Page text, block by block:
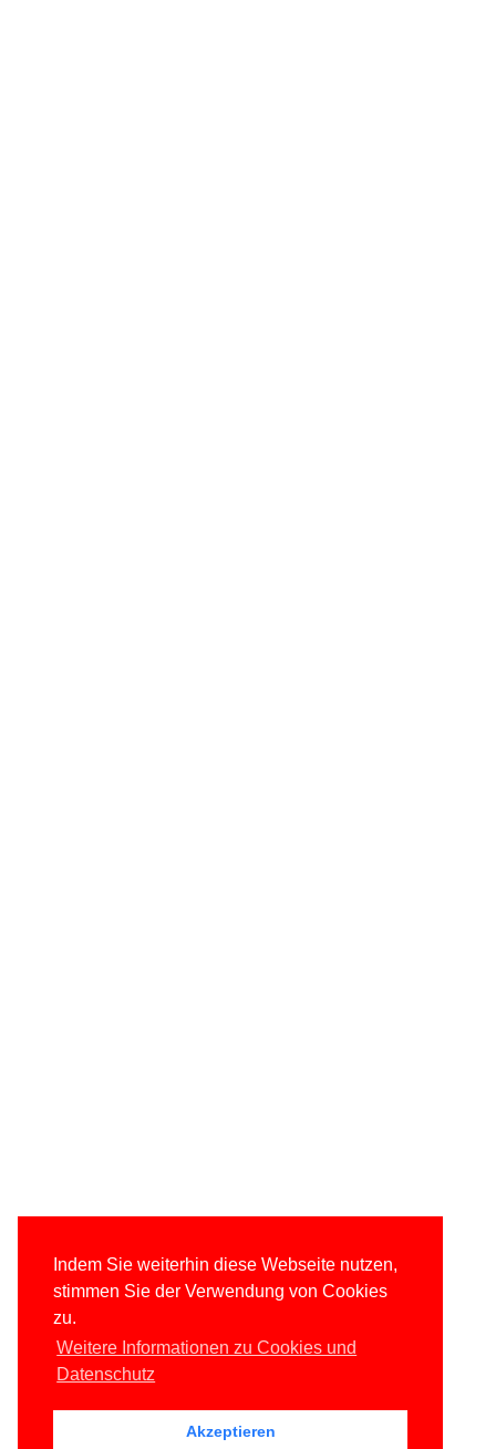
Indem Sie weiterhin diese Webseite nutzen,
stimmen Sie der Verwendung von Cookies
zu.
Weitere Informationen zu Cookies und
Datenschutz
Akzeptieren